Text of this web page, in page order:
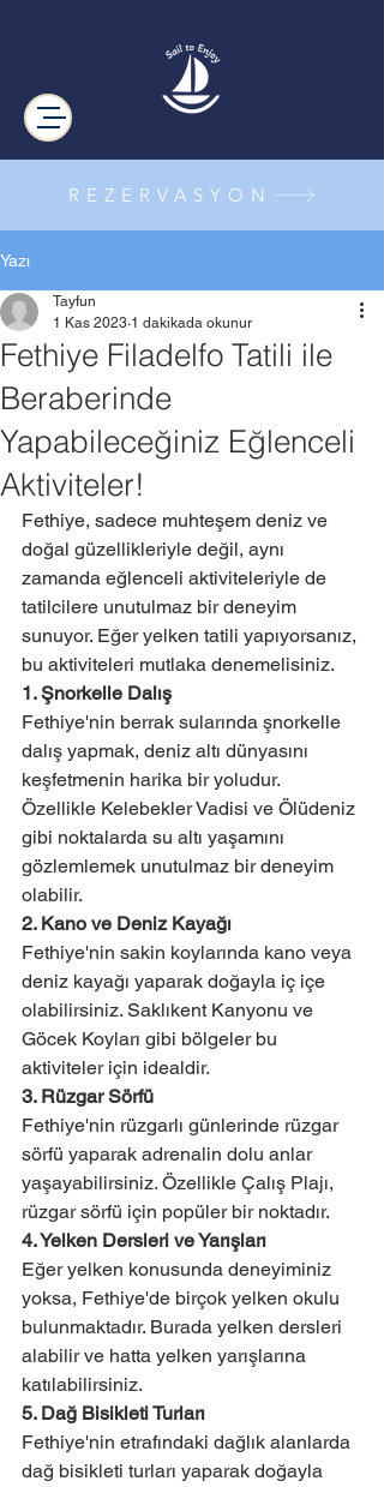
REZERVASYON
Yazı
Fethiye Filadelfo Tatili ile
Beraberinde
Yapabileceğiniz Eğlenceli
Aktiviteler!
Tayfun
1 Kas 2023 1 dakikada okunur
Fethiye, sadece muhteşem deniz ve
doğal güzellikleriyle değil, aynı
zamanda eğlenceli aktiviteleriyle de
tatilcilere unutulmaz bir deneyim
sunuyor. Eğer yelken tatili yapıyorsanız,
bu aktiviteleri mutlaka denemelisiniz.
1. Şnorkelle Dalış
Fethiye'nin berrak sularında şnorkelle
dalış yapmak, deniz altı dünyasını
keşfetmenin harika bir yoludur.
Özellikle Kelebekler Vadisi ve Ölüdeniz
gibi noktalarda su altı yaşamını
gözlemlemek unutulmaz bir deneyim
olabilir.
2. Kano ve Deniz Kayağı
Fethiye'nin sakin koylarında kano veya
deniz kayağı yaparak doğayla iç içe
olabilirsiniz. Saklıkent Kanyonu ve
Göcek Koyları gibi bölgeler bu
aktiviteler için idealdir.
3. Rüzgar Sörfü
Fethiye'nin rüzgarlı günlerinde rüzgar
sörfü yaparak adrenalin dolu anlar
yaşayabilirsiniz. Özellikle Çalış Plajı,
rüzgar sörfü için popüler bir noktadır.
4. Yelken Dersleri ve Yarışları
Eğer yelken konusunda deneyiminiz
yoksa, Fethiye'de birçok yelken okulu
bulunmaktadır. Burada yelken dersleri
alabilir ve hatta yelken yarışlarına
katılabilirsiniz.
5. Dağ Bisikleti Turları
Fethiye'nin etrafındaki dağlık alanlarda
dağ bisikleti turları yaparak doğayla